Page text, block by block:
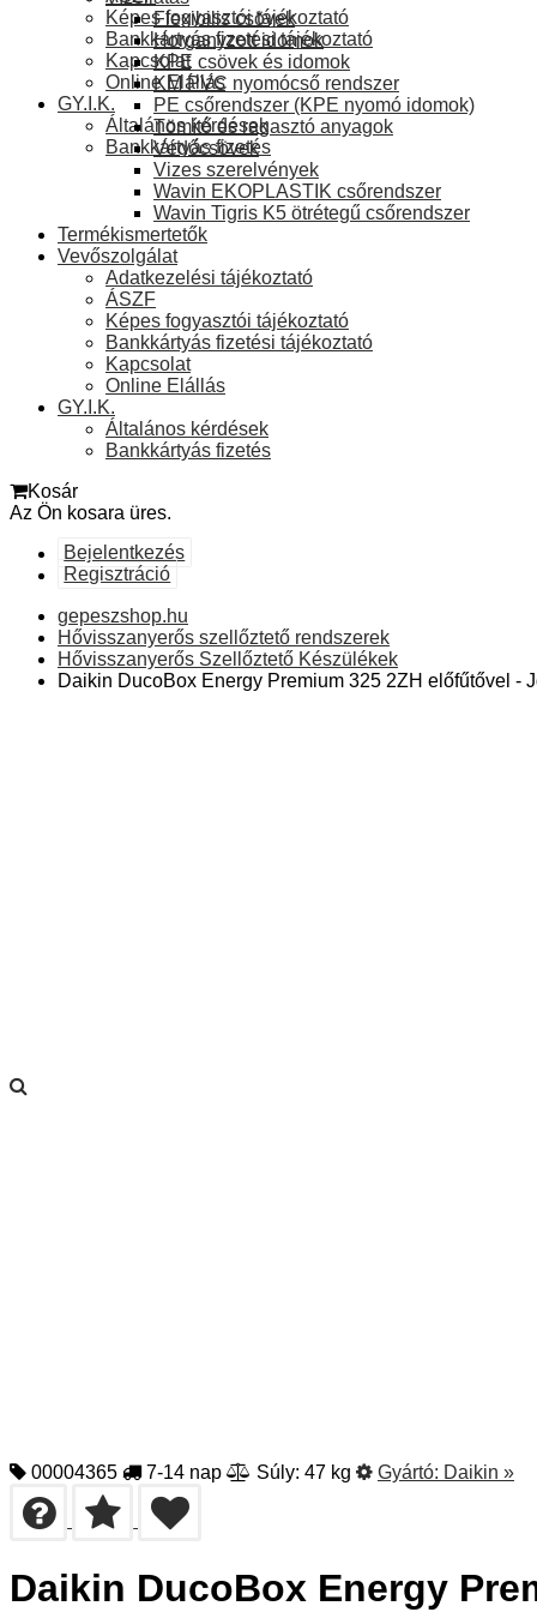
Képes fogyasztói tájékoztató
Bankkártyás fizetési tájékoztató
Kapcsolat
Online Elállás
GY.I.K.
Általános kérdések
Bankkártyás fizetés
Flexibilis csövek
Horganyzott idomok
KPE csövek és idomok
KM PVC nyomócső rendszer
PE csőrendszer (KPE nyomó idomok)
Tömítő és ragasztó anyagok
Védőcsövek
Vizes szerelvények
Wavin EKOPLASTIK csőrendszer
Wavin Tigris K5 ötrétegű csőrendszer
Termékismertetők
Vevőszolgálat
Adatkezelési tájékoztató
ÁSZF
Képes fogyasztói tájékoztató
Bankkártyás fizetési tájékoztató
Kapcsolat
Online Elállás
GY.I.K.
Általános kérdések
Bankkártyás fizetés
Kosár
Az Ön kosara üres.
Bejelentkezés
Regisztráció
gepeszshop.hu
Hővisszanyerős szellőztető rendszerek
Hővisszanyerős Szellőztető Készülékek
Daikin DucoBox Energy Premium 325 2ZH előfűtővel -
00004365 7-14 nap Súly: 47 kg Gyártó: Daikin »
Daikin DucoBox Energy